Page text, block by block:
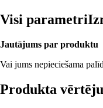
Visi parametri
Jautājums par produktu
Vai jums nepieciešama
Produkta